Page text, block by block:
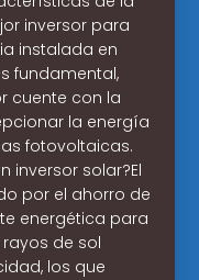
inversor para
instalada en
fundamental,
cuente con la
la energía
fotovoltaicas.
inversor solar?El
por el ahorro de
energética para
de sol
los que